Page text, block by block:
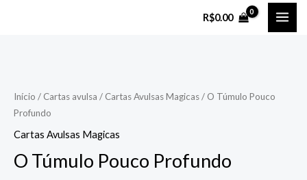
R$0.00
Início / Cartas avulsa / Cartas Avulsas Magicas/ O Túmulo Pouco
Profundo
Cartas Avulsas Magicas
O Túmulo Pouco Profundo